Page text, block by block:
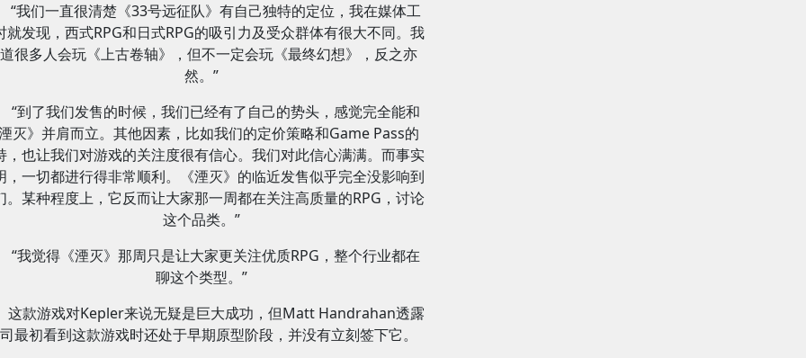
“我们一直很清楚《33号远征队》有自己独特的定位，我在媒体工
就发现，西式RPG和日式RPG的吸引力及受众群体有很大不同。我
很多人会玩《上古卷轴》，但不一定会玩《最终幻想》，反之亦
然。”
“到了我们发售的时候，我们已经有了自己的势头，感觉完全能和
灭》并肩而立。其他因素，比如我们的定价策略和Game Pass的
，也让我们对游戏的关注度很有信心。我们对此信心满满。而事实
，一切都进行得非常顺利。《湮灭》的临近发售似乎完全没影响到
。某种程度上，它反而让大家那一周都在关注高质量的RPG，讨论
这个品类。”
“我觉得《湮灭》那周只是让大家更关注优质RPG，整个行业都在
聊这个类型。”
这款游戏对Kepler来说无疑是巨大成功，但Matt Handrahan透露
最初看到这款游戏时还处于早期原型阶段，并没有立刻签下它。